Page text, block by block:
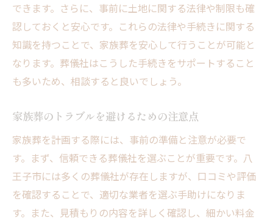
できます。さらに、事前に土地に関する法律や制限も確
認しておくと安心です。これらの法律や手続きに関する
知識を持つことで、家族葬を安心して行うことが可能と
なります。葬儀社はこうした手続きをサポートすること
も多いため、相談すると良いでしょう。
家族葬のトラブルを避けるための注意点
家族葬を計画する際には、事前の準備と注意が必要で
す。まず、信頼できる葬儀社を選ぶことが重要です。八
王子市には多くの葬儀社が存在しますが、口コミや評価
を確認することで、適切な業者を選ぶ手助けになりま
す。また、見積もりの内容を詳しく確認し、細かい料金